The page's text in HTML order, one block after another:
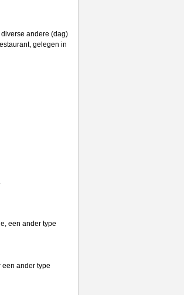
andere (dag)
gelegen in
een ander type
ander type